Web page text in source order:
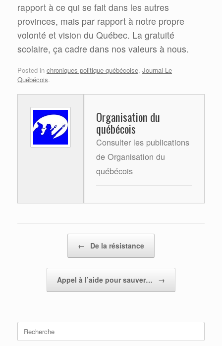
rapport à ce qui se fait dans les autres
provinces, mais par rapport à notre propre
volonté et vision du Québec. La gratuité
scolaire, ça cadre dans nos valeurs à nous.
Posted in chroniques politique québécoise, Journal Le
Québécois.
Organisation du
québécois
Consulter les publications
de Organisation du
québécois
← De la résistance
Appel à l’aide pour sauver… →
for: